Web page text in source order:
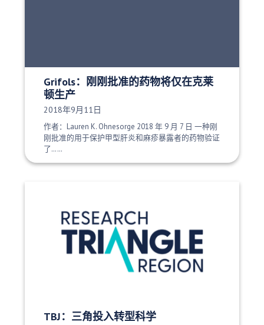
Grifols：刚刚批准的药物将仅在克莱
顿生产
发布日期：
2018年9月11日
作者：Lauren K. Ohnesorge 2018 年 9 月 7 日 一种刚
刚批准的用于保护甲型肝炎和麻疹暴露者的药物验证
了……
TBJ：三角投入转型科学